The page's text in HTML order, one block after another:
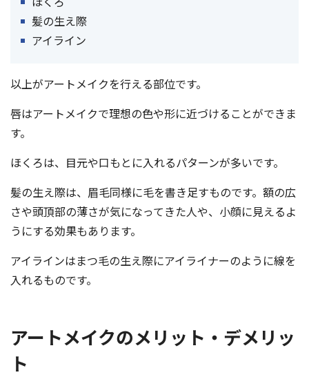
髪の生え際
アイライン
以上がアートメイクを行える部位です。
唇はアートメイクで理想の色や形に近づけることができま
す。
ほくろは、目元や口もとに入れるパターンが多いです。
髪の生え際は、眉毛同様に毛を書き足すものです。額の広
さや頭頂部の薄さが気になってきた人や、小顔に見えるよ
うにする効果もあります。
アイラインはまつ毛の生え際にアイライナーのように線を
入れるものです。
アートメイクのメリット・デメリッ
ト